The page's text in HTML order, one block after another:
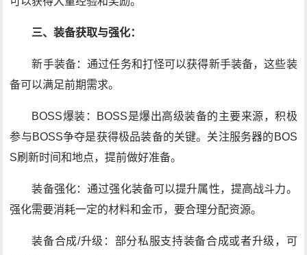
三、装备获取与强化：
新手装备：通过任务和打怪可以获得新手装备，这些装
备可以满足前期需求。
BOSS爆装：BOSS是爆出高级装备的主要来源，积极
参与BOSS争夺是获得极品装备的关键。关注服务器的BOS
S刷新时间和地点，提前做好准备。
装备强化：通过强化装备可以提升属性，提高战斗力。
强化需要消耗一定的材料和金币，要合理分配资源。
装备合成/升级：部分私服支持装备合成或者升级，可